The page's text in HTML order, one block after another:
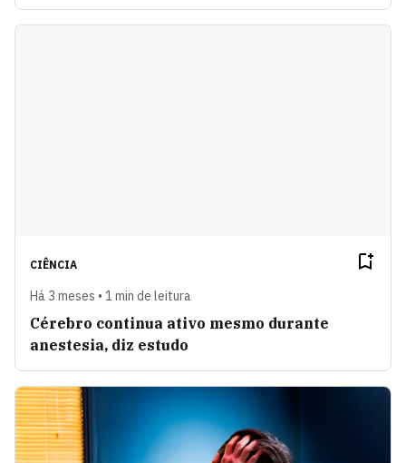
CIÊNCIA
Há 3 meses • 1 min de leitura
Cérebro continua ativo mesmo durante
anestesia, diz estudo